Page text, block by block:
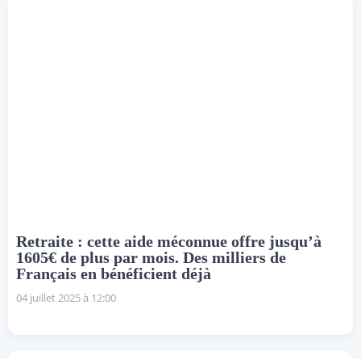
Retraite : cette aide méconnue offre jusqu’à
1605€ de plus par mois. Des milliers de
Français en bénéficient déjà
04 juillet 2025 à 12:00